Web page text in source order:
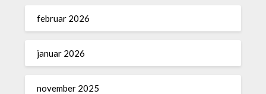
februar 2026
januar 2026
november 2025